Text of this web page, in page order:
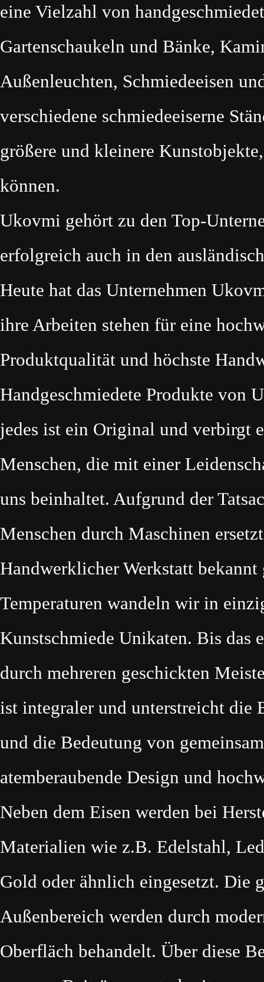
eine Vielzahl von
Gartenschaukeln und Bänke,
Außenleuchten, Schmiedeeisen
verschiedene schmiedeeiserne
größere und kleinere
können.
Ukovmi gehört zu den Top-
erfolgreich auch in den
Heute hat das Unternehmen
ihre Arbeiten stehen für eine
Produktqualität und höchste
Handgeschmiedete Produkte von
jedes ist ein Original und verbirgt
Menschen, die mit einer
uns beinhaltet. Aufgrund der
Menschen durch Maschinen
Handwerklicher Werkstatt
Temperaturen wandeln wir in
Kunstschmiede Unikaten. Bis das
durch mehreren geschickten
ist integraler und unterstreicht die
und die Bedeutung von
atemberaubende Design und
Neben dem Eisen werden bei
Materialien wie z.B. Edelstahl,
Gold oder ähnlich eingesetzt. Die
Außenbereich werden durch
Oberfläch behandelt. Über diese